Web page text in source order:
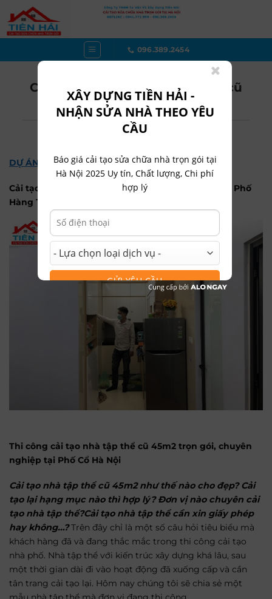
qua
nội
096.389.2454
Công trình cải tạo nhà tập thể cũ
Phố Cổ – Nhà chị Minh
DỰ ÁN CẢI TẠO SỬA CHỮA NHÀ TẬP THỂ PHỐ CỔ
Cải tạo nhà tập thể Phố Cổ 45m2 cho Chị Minh tại Phố
Hàng Tre, Hoàn Kiếm
Thi công cải tạo nhà tập thể cũ 45m2 trọn gói, chuyên
nghiệp tại Phố Cổ Hà Nội
Cải tạo nhà tập thể cũ 45m2 như thế nào cho đẹp? Cải
tạo lại hạng mục nào thì hợp lý? Đơn vị nào chuyên cải
tạo nhà tập thể?Cải tạo nhà tập thể cần xin giấy phép
hay không…?Trên đây chỉ là một số câu hỏi tiêu biểu mà
khách hàng đã và đang thắc mắc trong thi công cải tạo
nhà phố. Nhà tập thể với kiến trúc xây dựng khá lâu, sau
một thời gian dài đi vào hoạt động đã xuống cấp và cần
tân trang cải tạo lại. Hôm nay chúng tôi sẽ chia sẻ một
XÂY DỰNG TIỀN HẢI -
NHẬN SỬA NHÀ THEO YÊU
CẦU
Báo giá cải tạo sửa chữa nhà trọn gói tại
Hà Nội 2025 Uy tín, Chất lượng, Chi phí
hợp lý
GỬI YÊU CẦU